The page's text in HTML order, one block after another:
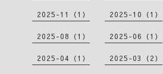
2025-11（1） 2025-10（1）
2025-08（1） 2025-06（1）
2025-04（1） 2025-03（2）